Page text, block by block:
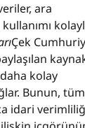
ara
Çek
daha kolay
Bunun,
idari